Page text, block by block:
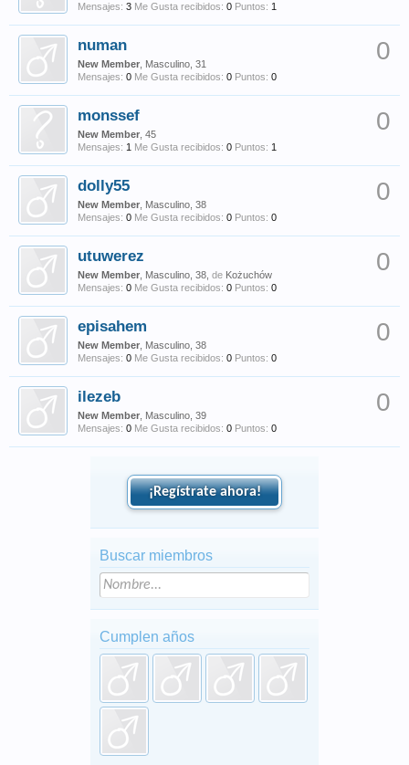
Mensajes: 3 Me Gusta recibidos: 0 Puntos: 1
0
numan
New Member , Masculino, 31
Mensajes: 0 Me Gusta recibidos: 0 Puntos: 0
0
monssef
New Member , 45
Mensajes: 1 Me Gusta recibidos: 0 Puntos: 1
0
dolly55
New Member , Masculino, 38
Mensajes: 0 Me Gusta recibidos: 0 Puntos: 0
0
utuwerez
New Member , Masculino, 38, de Kożuchów
Mensajes: 0 Me Gusta recibidos: 0 Puntos: 0
0
episahem
New Member , Masculino, 38
Mensajes: 0 Me Gusta recibidos: 0 Puntos: 0
0
ilezeb
New Member , Masculino, 39
Mensajes: 0 Me Gusta recibidos: 0 Puntos: 0
¡Regístrate ahora!
Buscar miembros
Cumplen años